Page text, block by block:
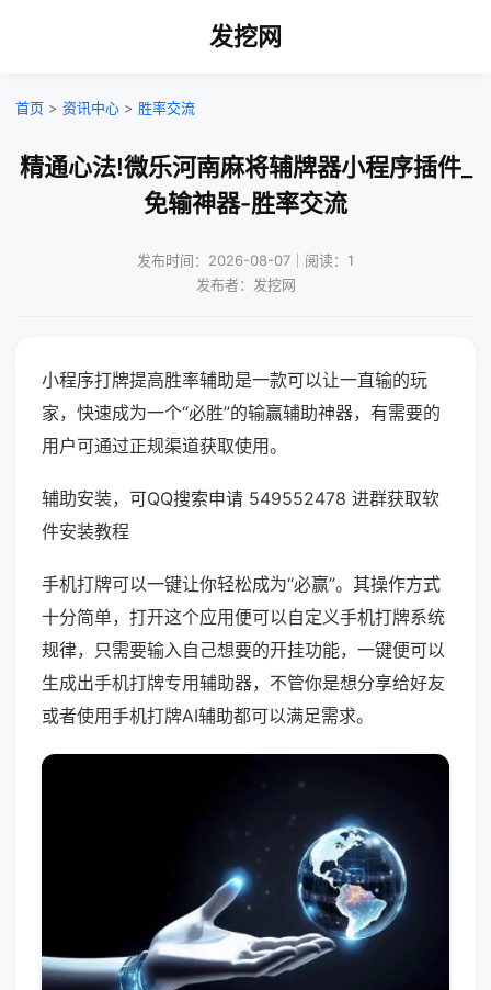
发挖网
首页 > 资讯中心 > 胜率交流
精通心法!微乐河南麻将辅牌器小程序插件_
免输神器-胜率交流
发布时间：2026-08-07｜阅读：1
发布者：发挖网
小程序打牌提高胜率辅助是一款可以让一直输的玩
家，快速成为一个“必胜”的输赢辅助神器，有需要的
用户可通过正规渠道获取使用。
辅助安装，可QQ搜索申请 549552478 进群获取软
件安装教程
手机打牌可以一键让你轻松成为“必赢”。其操作方式
十分简单，打开这个应用便可以自定义手机打牌系统
规律，只需要输入自己想要的开挂功能，一键便可以
生成出手机打牌专用辅助器，不管你是想分享给好友
或者使用手机打牌AI辅助都可以满足需求。